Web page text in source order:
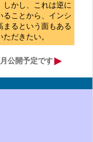
しかし、これは逆に
ることから、インシ
まるという面もある
だきたい。
公開予定です